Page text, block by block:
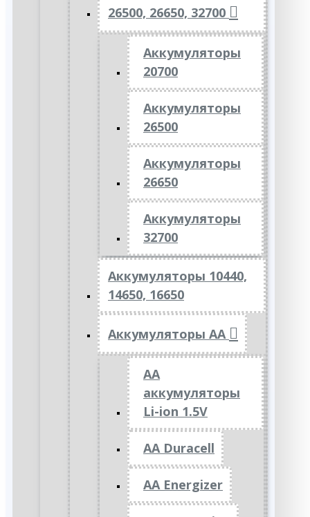
26500, 26650, 32700
Аккумуляторы
20700
Аккумуляторы
26500
Аккумуляторы
26650
Аккумуляторы
32700
Аккумуляторы 10440,
14650, 16650
Аккумуляторы АА
AA
аккумуляторы
Li-ion 1.5V
AA Duracell
AA Energizer